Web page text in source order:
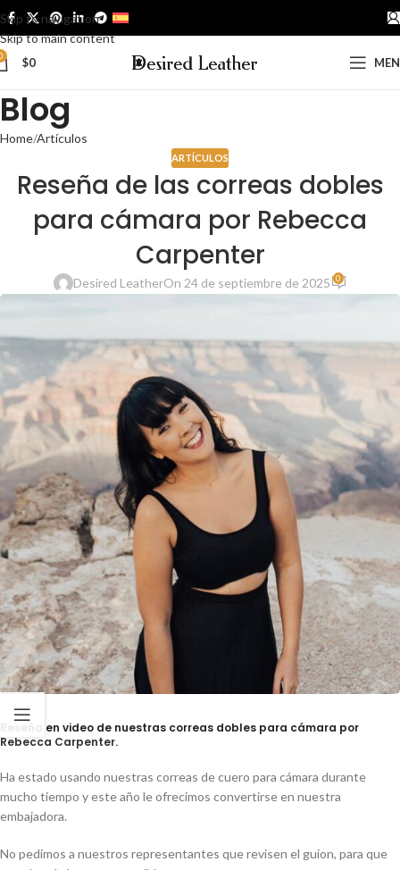
Skip to navigation
Skip to main content
$0
Blog
Home Artículos
ARTÍCULOS
Reseña de las correas dobles
para cámara por Rebecca
Carpenter
Desired LeatherOn 24 de septiembre de 2025 0
Reseña en video de nuestras correas dobles para cámara por
Rebecca Carpenter.
Ha estado usando nuestras correas de cuero para cámara durante
mucho tiempo y este año le ofrecimos convertirse en nuestra
embajadora.
No pedimos a nuestros representantes que revisen el guion, para que